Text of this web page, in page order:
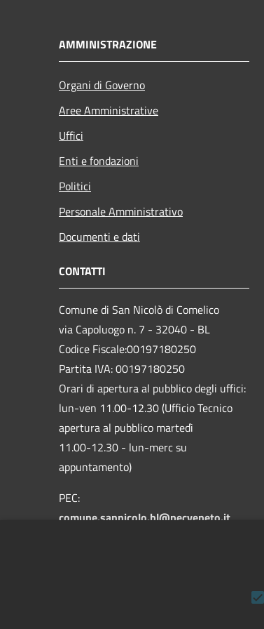
AMMINISTRAZIONE
Organi di Governo
Aree Amministrative
Uffici
Enti e fondazioni
Politici
Personale Amministrativo
Documenti e dati
CONTATTI
Comune di San Nicolò di Comelico
via Capoluogo n. 7 - 32040 - BL
Codice Fiscale:00197180250
Partita IVA: 00197180250
Orari di apertura al pubblico degli uffici:
lun-ven 11.00-12.30 (Ufficio Tecnico
apertura al pubblico martedì
11.00-12.30 - lun-merc su
appuntamento)
PEC:
comune.sannicolo.bl@pecveneto.it